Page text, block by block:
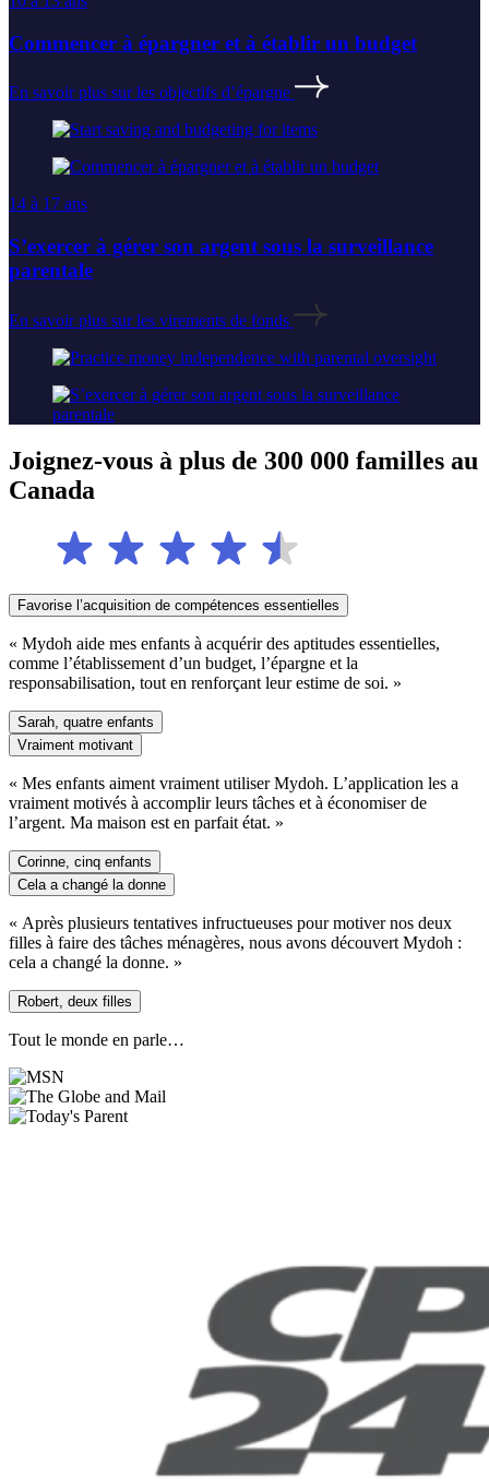
Commencer à épargner et à établir un budget
En savoir plus sur les objectifs d’épargne
14 à 17 ans
S’exercer à gérer son argent sous la surveillance
parentale
En savoir plus sur les virements de fonds
Joignez-vous à plus de 300 000 familles au
Canada
Favorise l’acquisition de compétences essentielles
« Mydoh aide mes enfants à acquérir des aptitudes essentielles,
comme l’établissement d’un budget, l’épargne et la
responsabilisation, tout en renforçant leur estime de soi. »
Sarah, quatre enfants
Vraiment motivant
« Mes enfants aiment vraiment utiliser Mydoh. L’application les a
vraiment motivés à accomplir leurs tâches et à économiser de
l’argent. Ma maison est en parfait état. »
Corinne, cinq enfants
Cela a changé la donne
« Après plusieurs tentatives infructueuses pour motiver nos deux
filles à faire des tâches ménagères, nous avons découvert Mydoh :
cela a changé la donne. »
Robert, deux filles
Tout le monde en parle…